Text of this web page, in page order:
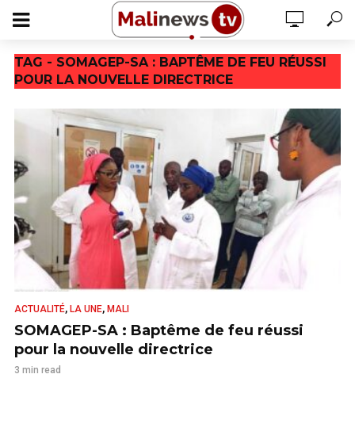
TAG - SOMAGEP-SA : BAPTÊME DE FEU RÉUSSI
POUR LA NOUVELLE DIRECTRICE
ACTUALITÉ, LA UNE, MALI
SOMAGEP-SA : Baptême de feu réussi
pour la nouvelle directrice
3 min read